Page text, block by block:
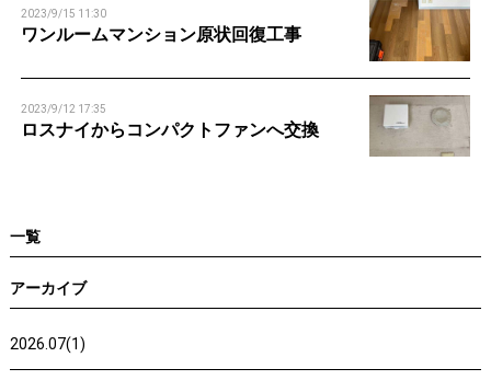
2023/9/15 11:30
ワンルームマンション原状回復工事
2023/9/12 17:35
ロスナイからコンパクトファンへ交換
一覧
アーカイブ
2026.07(1)